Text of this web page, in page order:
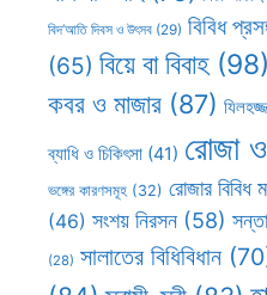
বিদ’আতি দিবস ও উৎসব (29) বিবিধ
(65) বিয়ে বা বিবাহ (98)
কবর ও মাজার (87)
ব্যাধি ও চিকিৎসা (41) রোজা
ভঙ্গের কারণসমূহ (32) রোজার বিবিধ
(46) সংশয় নিরসন (58)
(28) সালাতের বিধিবিধান